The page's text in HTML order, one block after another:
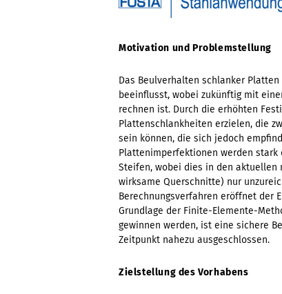
Motivation und Problemstellung
Das Beulverhalten schlanker
beeinflusst, wobei zukünftig mit
rechnen ist. Durch die erhöhten
Plattenschlankheiten erzielen, die
sein können, die sich jedoch
Plattenimperfektionen werden stark
Steifen, wobei dies in den aktuellen
wirksame Querschnitte) nur
Berechnungsverfahren eröffnet der
Grundlage der Finite-Elemente-
gewinnen werden, ist eine sichere
Zeitpunkt nahezu ausgeschlossen.
Zielstellung des Vorhabens